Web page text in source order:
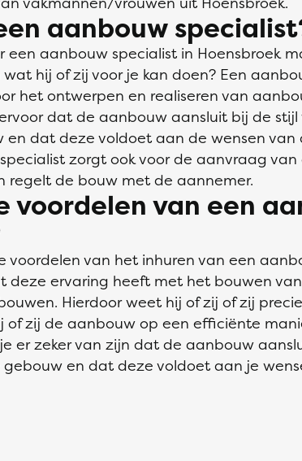
aanbouw
een aanbouw specialist in Hoensbroek
hij of zij voor je kan doen? Een
het ontwerpen en realiseren van
dat de aanbouw aansluit bij de
dat deze voldoet aan de wensen van
zorgt ook voor de aanvraag van
regelt de bouw met de aannemer.
voordelen van een
voordelen van het inhuren van een
deze ervaring heeft met het bouwen
Hierdoor weet hij of zij of zij
of zij de aanbouw op een efficiënte
er zeker van zijn dat de aanbouw
en dat deze voldoet aan je